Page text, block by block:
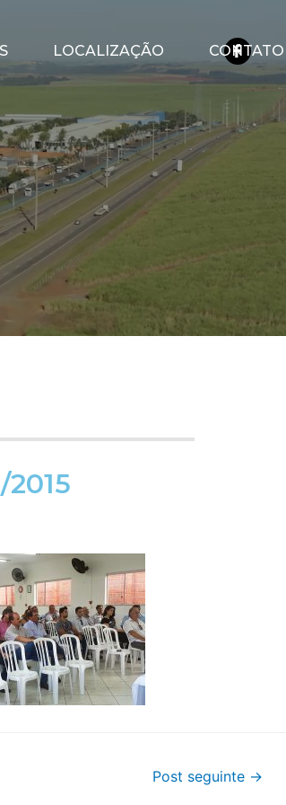
LOCALIZAÇÃO CONTATO
Post seguinte →